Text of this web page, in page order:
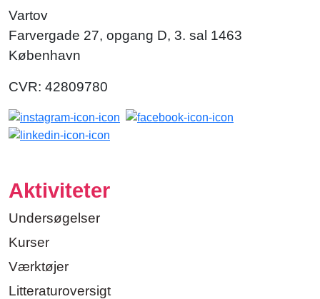
Vartov
Farvergade 27, opgang D, 3. sal 1463
København
CVR: 42809780
Aktiviteter
Undersøgelser
Kurser
Værktøjer
Litteraturoversigt